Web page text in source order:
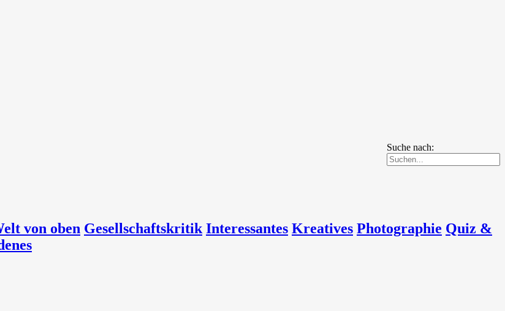
Suche nach:
von oben Gesellschaftskritik Interessantes Kreatives Photographie Quiz &